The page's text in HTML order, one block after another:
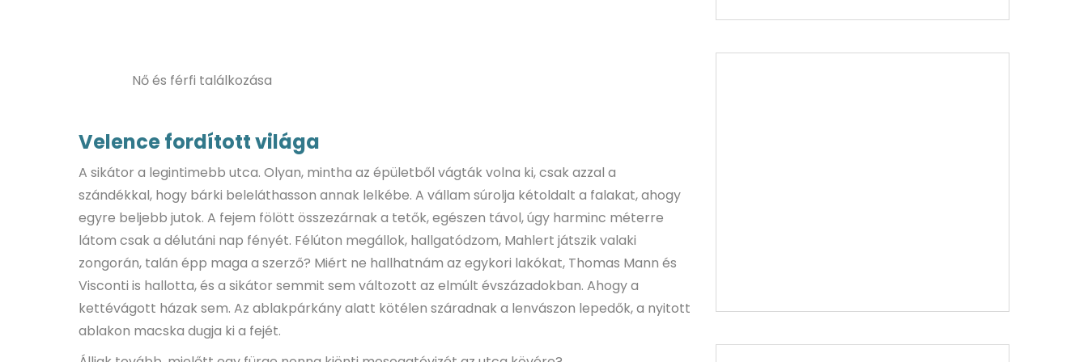
Nő és férfi találkozása
Velence fordított világa
A sikátor a legintimebb utca. Olyan, mintha az épületből vágták volna ki, csak azzal a
szándékkal, hogy bárki beleláthasson annak lelkébe. A vállam súrolja kétoldalt a falakat, ahogy
egyre beljebb jutok. A fejem fölött összezárnak a tetők, egészen távol, úgy harminc méterre
látom csak a délutáni nap fényét. Félúton megállok, hallgatódzom, Mahlert játszik valaki
zongorán, talán épp maga a szerző? Miért ne hallhatnám az egykori lakókat, Thomas Mann és
Visconti is hallotta, és a sikátor semmit sem változott az elmúlt évszázadokban. Ahogy a
kettévágott házak sem. Az ablakpárkány alatt kötélen száradnak a lenvászon lepedők, a nyitott
ablakon macska dugja ki a fejét.